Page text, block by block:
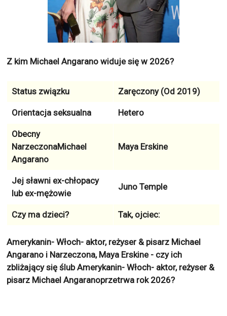
Z kim Michael Angarano widuje się w 2026?
Status związku Zaręczony (Od 2019)
Orientacja seksualna Hetero
Obecny
NarzeczonaMichael
Angarano
Maya Erskine
Jej sławni ex-chłopacy
lub ex-mężowie
Juno Temple
Czy ma dzieci? Tak, ojciec:
Amerykanin- Włoch- aktor, reżyser & pisarz Michael
Angarano i Narzeczona, Maya Erskine - czy ich
zbliżający się ślub Amerykanin- Włoch- aktor, reżyser &
pisarz Michael Angaranoprzetrwa rok 2026?